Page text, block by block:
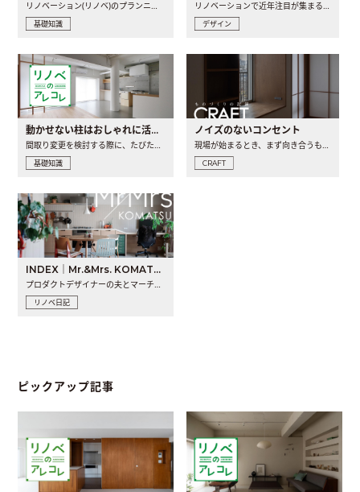
基礎知識 デザイン
動かせない柱はおしゃれに活用！柱を魅せるリノベーション(リノベ)4選
基礎知識
ノイズのないコンセント
CRAFT
INDEX｜Mr.&Mrs. KOMATSU renovation diary
リノベ日記
ピックアップ記事